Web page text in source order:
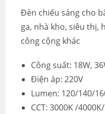
Đèn chiếu sáng cho
ga, nhà kho, siêu thị,
công cộng khác
Công suất: 18W,
Điện áp: 220V
Lumen: 120/140/
CCT: 3000K /